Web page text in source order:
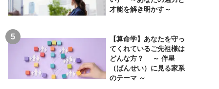
才能を解き明かす～
【算命学】あなたを守っ
てくれているご先祖様は
どんな方？ ～ 伴星
（ばんせい）に見る家系
のテーマ ～